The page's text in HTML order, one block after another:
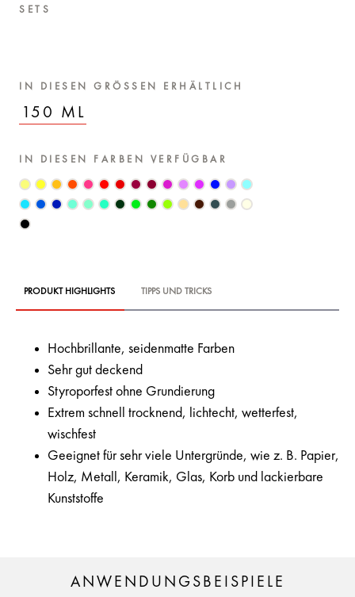
SETS
IN DIESEN GRÖSSEN ERHÄLTLICH
150 ML
IN DIESEN FARBEN VERFÜGBAR
PRODUKT HIGHLIGHTS TIPPS UND TRICKS
Hochbrillante, seidenmatte Farben
Sehr gut deckend
Styroporfest ohne Grundierung
Extrem schnell trocknend, lichtecht, wetterfest,
wischfest
Geeignet für sehr viele Untergründe, wie z. B. Papier,
Holz, Metall, Keramik, Glas, Korb und lackierbare
Kunststoffe
ANWENDUNGSBEISPIELE